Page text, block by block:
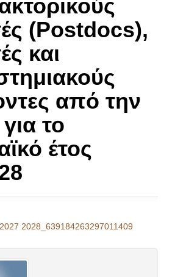
(Postdocs),
και
από την
το
έτος
2028_639184263297011409